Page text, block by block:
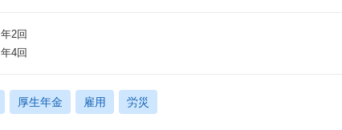
年2回
年4回
厚生年金 雇用 労災